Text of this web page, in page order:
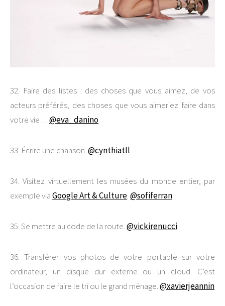
32. Faire des listes : des choses que vous aimez, de vos
acteurs préférés, des choses que vous aimeriez faire dans
votre vie…@eva_danino
33. Écrire une chanson.@cynthiatll
34. Visitez virtuellement les musées du monde entier, par
exemple viaGoogle Art & Culture.@sofiferran
35. Se mettre au code de la route.@vickirenucci
36. Transférer vos photos de votre portable sur votre
ordinateur, un disque dur externe ou un cloud. C’est
l’occasion de faire le tri ou le grand ménage.@xavierjeannin